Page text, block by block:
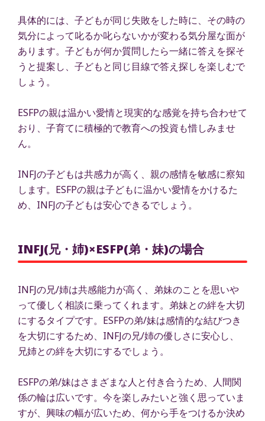
具体的には、子どもが同じ失敗をした時に、その時の
気分によって叱るか叱らないかが変わる気分屋な面が
あります。子どもが何か質問したら一緒に答えを探そ
うと提案し、子どもと同じ目線で答え探しを楽しむで
しょう。
ESFPの親は温かい愛情と現実的な感覚を持ち合わせて
おり、子育てに積極的で教育への投資も惜しみませ
ん。
INFJの子どもは共感力が高く、親の感情を敏感に察知
します。ESFPの親は子どもに温かい愛情をかけるた
め、INFJの子どもは安心できるでしょう。
INFJ(兄・姉)×ESFP(弟・妹)の場合
INFJの兄/姉は共感能力が高く、弟妹のことを思いや
って優しく相談に乗ってくれます。弟妹との絆を大切
にするタイプです。ESFPの弟/妹は感情的な結びつき
を大切にするため、INFJの兄/姉の優しさに安心し、
兄姉との絆を大切にするでしょう。
ESFPの弟/妹はさまざまな人と付き合うため、人間関
係の輪は広いです。今を楽しみたいと強く思っていま
すが、興味の幅が広いため、何から手をつけるか決め